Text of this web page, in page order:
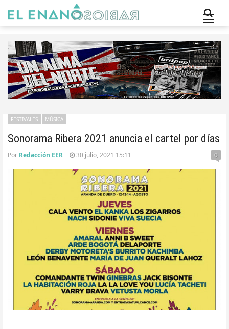
Sonorama Ribera 2021 anuncia el cartel por días
FESTIVALES MÚSICA
Por Redacción EER 30 julio, 2021 15:11 0